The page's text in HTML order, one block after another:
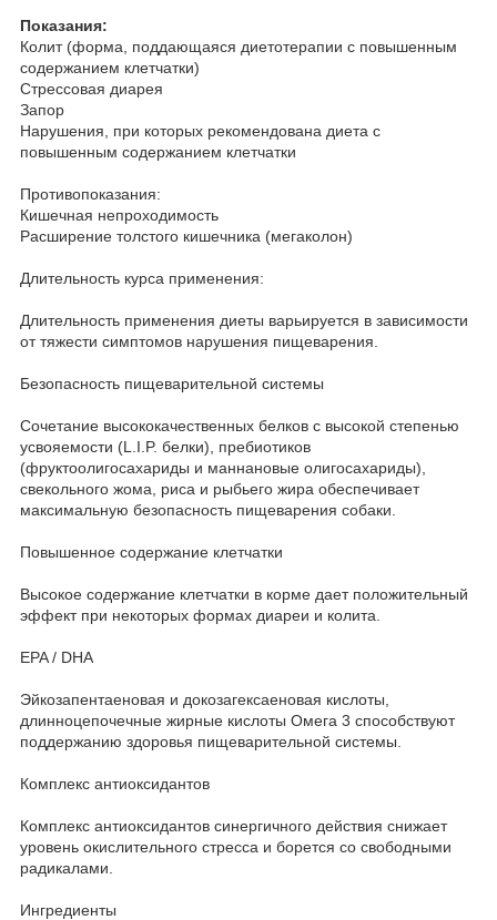
Показания:
Колит (форма, поддающаяся диетотерапии с повышенным
содержанием клетчатки)
Стрессовая диарея
Запор
Нарушения, при которых рекомендована диета с
повышенным содержанием клетчатки
Противопоказания:
Кишечная непроходимость
Расширение толстого кишечника (мегаколон)
Длительность курса применения:
Длительность применения диеты варьируется в зависимости
от тяжести симптомов нарушения пищеварения.
Безопасность пищеварительной системы
Сочетание высококачественных белков с высокой степенью
усвояемости (L.I.P. белки), пребиотиков
(фруктоолигосахариды и маннановые олигосахариды),
свекольного жома, риса и рыбьего жира обеспечивает
максимальную безопасность пищеварения собаки.
Повышенное содержание клетчатки
Высокое содержание клетчатки в корме дает положительный
эффект при некоторых формах диареи и колита.
EPA / DHA
Эйкозапентаеновая и докозагексаеновая кислоты,
длинноцепочечные жирные кислоты Омега 3 способствуют
поддержанию здоровья пищеварительной системы.
Комплекс антиоксидантов
Комплекс антиоксидантов синергичного действия снижает
уровень окислительного стресса и борется со свободными
радикалами.
Ингредиенты